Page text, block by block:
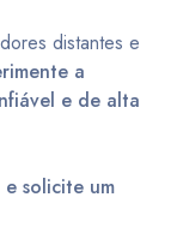
distantes e
a
e de alta
solicite um